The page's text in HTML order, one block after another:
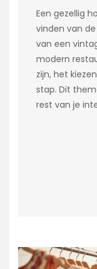
Een gezellig
vinden van
van een
modern
zijn, het
stap. Dit
rest van je